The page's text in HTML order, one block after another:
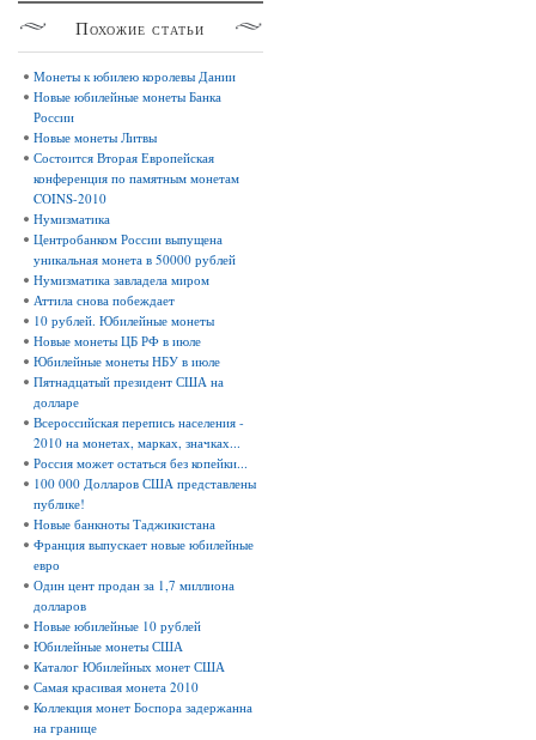
Похожие статьи
Монеты к юбилею королевы Дании
Новые юбилейные монеты Банка
России
Новые монеты Литвы
Состоится Вторая Европейская
конференция по памятным монетам
COINS-2010
Нумизматика
Центробанком России выпущена
уникальная монета в 50000 рублей
Нумизматика завладела миром
Аттила снова побеждает
10 рублей. Юбилейные монеты
Новые монеты ЦБ РФ в июле
Юбилейные монеты НБУ в июле
Пятнадцатый президент США на
долларе
Всероссийская перепись населения -
2010 на монетах, марках, значках...
Россия может остаться без копейки...
100 000 Долларов США представлены
публике!
Новые банкноты Таджикистана
Франция выпускает новые юбилейные
евро
Один цент продан за 1,7 миллиона
долларов
Новые юбилейные 10 рублей
Юбилейные монеты США
Каталог Юбилейных монет США
Самая красивая монета 2010
Коллекция монет Боспора задержанна
на границе